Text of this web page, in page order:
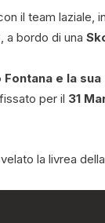
il team laziale,
, a bordo di una
e la sua
per il 31
la livrea